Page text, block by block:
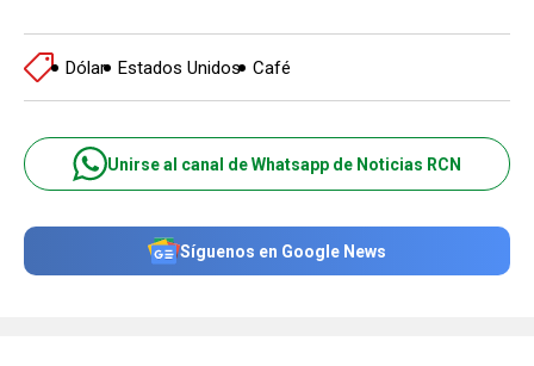
Dólar Estados Unidos Café
Unirse al canal de Whatsapp de Noticias RCN
Síguenos en Google News